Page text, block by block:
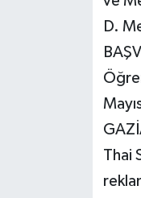
D.
Thai